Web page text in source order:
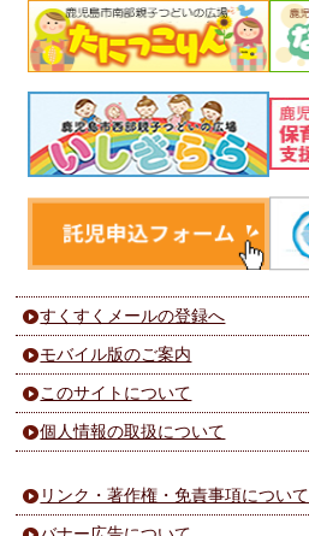
すくすくメールの登録へ
モバイル版のご案内
このサイトについて
個人情報の取扱について
リンク・著作権・免責事項について